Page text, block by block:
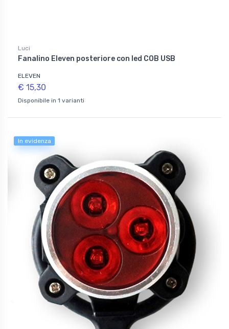
Luci
Fanalino Eleven posteriore con led COB USB
ELEVEN
€ 15,30
Disponibile in 1 varianti
In evidenza